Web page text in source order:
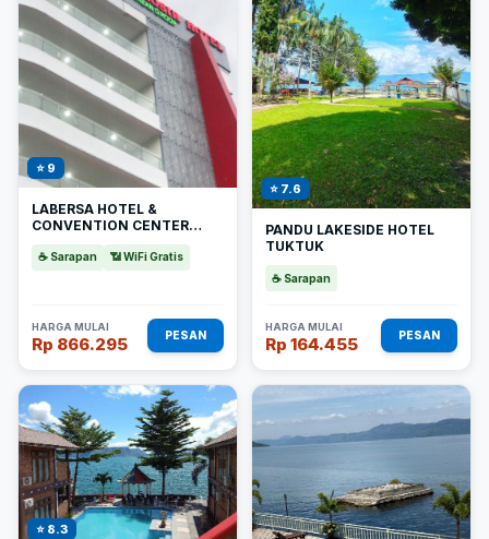
⭐ 9
LABERSA HOTEL &
CONVENTION CENTER
☕ Sarapan 📶 WiFi Gratis
HARGA MULAI
Rp 866.295 PESAN
⭐ 7.6
PANDU LAKESIDE HOTEL
TUKTUK
☕ Sarapan
HARGA MULAI
Rp 164.455 PESAN
⭐ 8.3